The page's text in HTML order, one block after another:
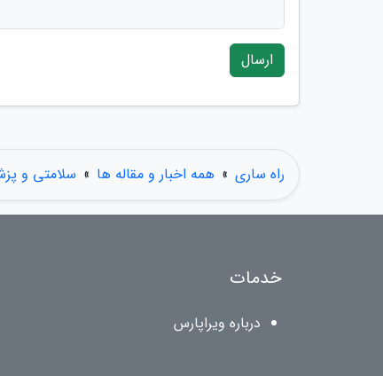
ارسال
راه ساری » همه اخبار و مقاله ها » سلامتی و
خدمات
درباره ویراپارس